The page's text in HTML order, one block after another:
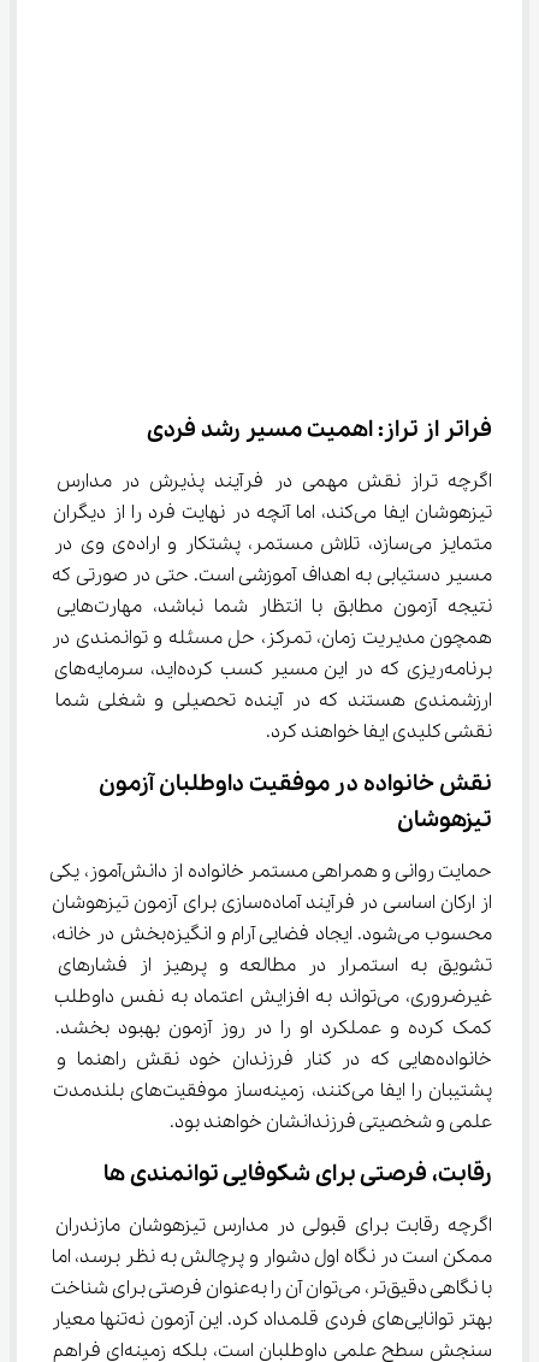
فراتر از تراز: اهمیت مسیر رشد فردی
اگرچه تراز نقش مهمی در فرآیند پذیرش در مدارس
تیزهوشان ایفا می‌کند، اما آنچه در نهایت فرد را از دیگران
متمایز می‌سازد، تلاش مستمر، پشتکار و اراده‌ی وی در
مسیر دستیابی به اهداف آموزشی است. حتی در صورتی که
نتیجه آزمون مطابق با انتظار شما نباشد، مهارت‌هایی
همچون مدیریت زمان، تمرکز، حل مسئله و توانمندی در
برنامه‌ریزی که در این مسیر کسب کرده‌اید، سرمایه‌های
ارزشمندی هستند که در آینده تحصیلی و شغلی شما
نقشی کلیدی ایفا خواهند کرد.
نقش خانواده در موفقیت داوطلبان آزمون
تیزهوشان
حمایت روانی و همراهی مستمر خانواده از دانش‌آموز، یکی
از ارکان اساسی در فرآیند آماده‌سازی برای آزمون تیزهوشان
محسوب می‌شود. ایجاد فضایی آرام و انگیزه‌بخش در خانه،
تشویق به استمرار در مطالعه و پرهیز از فشارهای
غیرضروری، می‌تواند به افزایش اعتماد به نفس داوطلب
کمک کرده و عملکرد او را در روز آزمون بهبود بخشد.
خانواده‌هایی که در کنار فرزندان خود نقش راهنما و
پشتیبان را ایفا می‌کنند، زمینه‌ساز موفقیت‌های بلندمدت
علمی و شخصیتی فرزندانشان خواهند بود.
رقابت، فرصتی برای شکوفایی توانمندی ها
اگرچه رقابت برای قبولی در مدارس تیزهوشان مازندران
ممکن است در نگاه اول دشوار و پرچالش به نظر برسد، اما
با نگاهی دقیق‌تر، می‌توان آن را به‌عنوان فرصتی برای شناخت
بهتر توانایی‌های فردی قلمداد کرد. این آزمون نه‌تنها معیار
سنجش سطح علمی داوطلبان است، بلکه زمینه‌ای فراهم